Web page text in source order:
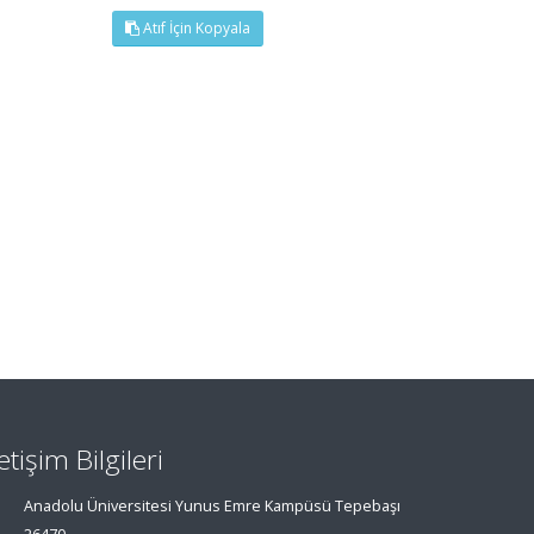
Atıf İçin Kopyala
Bilgileri
Anadolu Üniversitesi Yunus Emre Kampüsü Tepebaşı